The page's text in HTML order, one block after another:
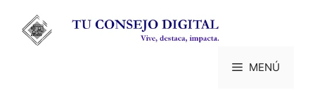
contenido
MENÚ